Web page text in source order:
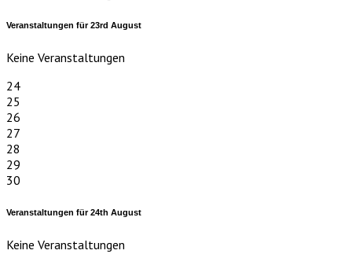
Veranstaltungen für23rd August
Keine Veranstaltungen
24
25
26
27
28
29
30
Veranstaltungen für24th August
Keine Veranstaltungen